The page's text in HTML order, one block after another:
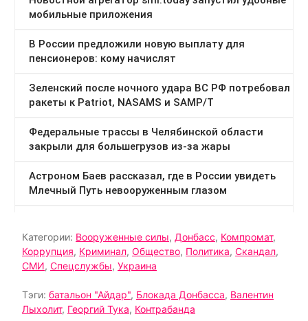
Категории: Вооруженные силы, Донбасс, Компромат,
Коррупция, Криминал, Общество, Политика, Скандал,
СМИ, Спецслужбы, Украина
Тэги: батальон "Айдар", Блокада Донбасса, Валентин
Лыхолит, Георгий Тука, Контрабанда